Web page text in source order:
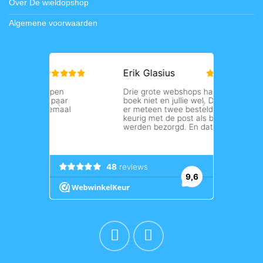
Over De wieldopshop
Algemene voorwaarden